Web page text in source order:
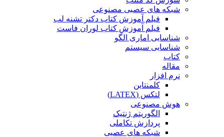
شبکه های عصبی مصنوعی
فیلم آموزش کتاب دکتر تشنه لب
فیلم آموزش کتاب لوران فاست
شناسایی اماری الگو
شناسایی سیستم
کتاب
مقاله
نرم افزار
کلمنتاین
لتکس (LATEX)
هوش مصنوعی
الگوریتم ژنتیک
پردازش تکاملی
شبکه های عصبی